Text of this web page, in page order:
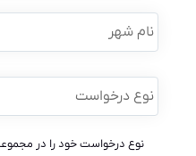
نام
شهر
نوع
درخواست *
نوع درخواست خود را در